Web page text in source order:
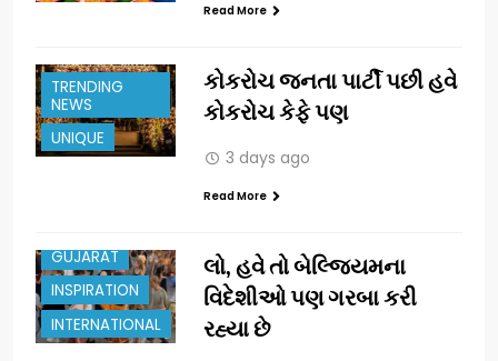
Read More
TRENDING
NEWS
UNIQUE
કોકરોચ જનતા પાર્ટી પછી હવે
કોકરોચ કેફે પણ
3 days ago
Read More
GUJARAT
INSPIRATION
INTERNATIONAL
લો, હવે તો બેલ્જિયમના
વિદેશીઓ પણ ગરબા કરી
રહ્યા છે